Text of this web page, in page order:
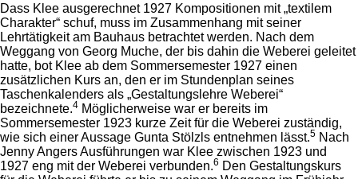
Dass Klee ausgerechnet 1927 Kompositionen mit „textilem
Charakter“ schuf, muss im Zusammenhang mit seiner
Lehrtätigkeit am Bauhaus betrachtet werden. Nach dem
Weggang von Georg Muche, der bis dahin die Weberei geleitet
hatte, bot Klee ab dem Sommersemester 1927 einen
zusätzlichen Kurs an, den er im Stundenplan seines
Taschenkalenders als „Gestaltungslehre Weberei“
bezeichnete.4 Möglicherweise war er bereits im
Sommersemester 1923 kurze Zeit für die Weberei zuständig,
wie sich einer Aussage Gunta Stölzls entnehmen lässt.5 Nach
Jenny Angers Ausführungen war Klee zwischen 1923 und
1927 eng mit der Weberei verbunden.6 Den Gestaltungskurs